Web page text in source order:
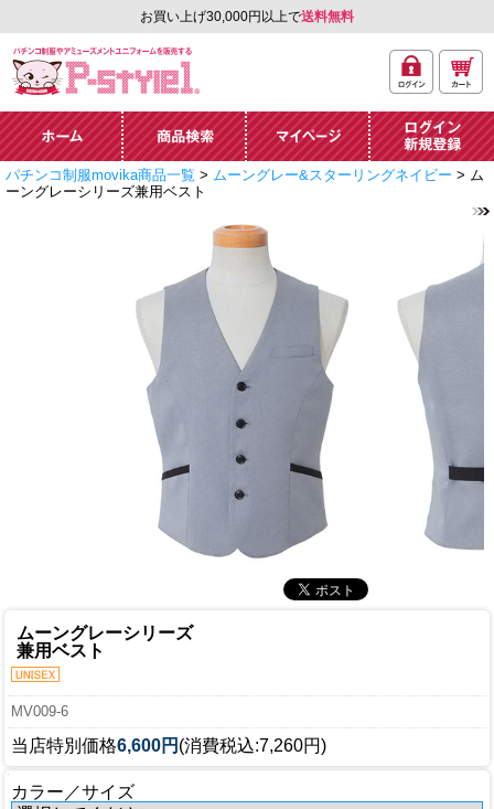
お買い上げ30,000円以上で送料無料
ーズメントユニフォー
ム通販「P-style 1」.
イン
ト
ホーム 商品検索 マイページ
ログイン・新規
パチンコ制服movika商品一覧 > ムーングレー&スターリングネイビー > ム
ーングレーシリーズ兼用ベスト
ムーングレーシリーズ
兼用ベスト
MV009-6
当店特別価格6,600円 (消費税込:7,260円)
カラー／サイズ